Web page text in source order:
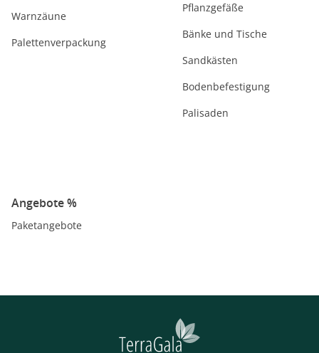
Warnzäune
Palettenverpackung
Pflanzgefäße
Bänke und Tische
Sandkästen
Bodenbefestigung
Palisaden
Angebote %
Paketangebote